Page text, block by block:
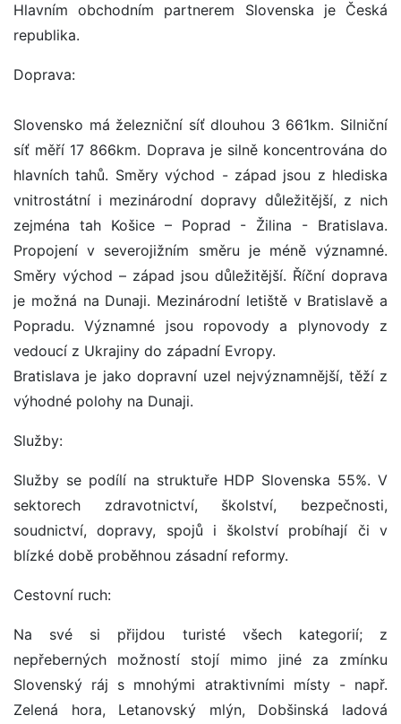
Hlavním obchodním partnerem Slovenska je Česká
republika.
Doprava:
Slovensko má železniční síť dlouhou 3 661km. Silniční
síť měří 17 866km. Doprava je silně koncentrována do
hlavních tahů. Směry východ - západ jsou z hlediska
vnitrostátní i mezinárodní dopravy důležitější, z nich
zejména tah Košice – Poprad - Žilina - Bratislava.
Propojení v severojižním směru je méně významné.
Směry východ – západ jsou důležitější. Říční doprava
je možná na Dunaji. Mezinárodní letiště v Bratislavě a
Popradu. Významné jsou ropovody a plynovody z
vedoucí z Ukrajiny do západní Evropy.
Bratislava je jako dopravní uzel nejvýznamnější, těží z
výhodné polohy na Dunaji.
Služby:
Služby se podílí na struktuře HDP Slovenska 55%. V
sektorech zdravotnictví, školství, bezpečnosti,
soudnictví, dopravy, spojů i školství probíhají či v
blízké době proběhnou zásadní reformy.
Cestovní ruch:
Na své si přijdou turisté všech kategorií; z
nepřeberných možností stojí mimo jiné za zmínku
Slovenský ráj s mnohými atraktivními místy - např.
Zelená hora, Letanovský mlýn, Dobšinská ladová